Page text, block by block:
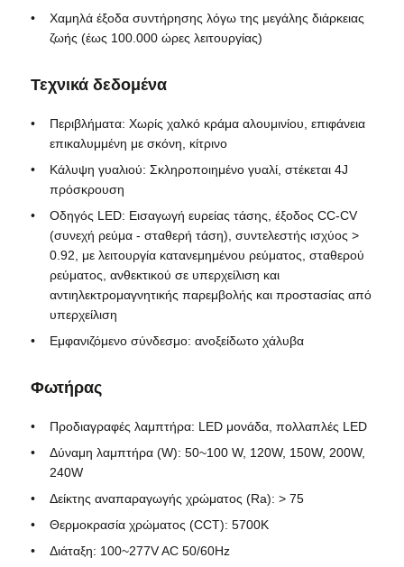
ανεμιστήρας με προστασία από έκρηξη
Πυροσβεστικό κουτί
αντιεκρηκτικός διακόπτης
Πυροσβεστικά αδένες καλωδίων
explosionproof βούλωμα και υποδοχή
Χαμηλά έξοδα συντήρησης λόγω της μεγάλης διάρκειας
ζωής (έως 100.000 ώρες λειτουργίας)
Τεχνικά δεδομένα
Περιβλήματα: Χωρίς χαλκό κράμα αλουμινίου, επιφάνεια
επικαλυμμένη με σκόνη, κίτρινο
Κάλυψη γυαλιού: Σκληροποιημένο γυαλί, στέκεται 4J
πρόσκρουση
Οδηγός LED: Εισαγωγή ευρείας τάσης, έξοδος CC-CV
(συνεχή ρεύμα - σταθερή τάση), συντελεστής ισχύος >
0.92, με λειτουργία κατανεμημένου ρεύματος, σταθερού
ρεύματος, ανθεκτικού σε υπερχείλιση και
αντιηλεκτρομαγνητικής παρεμβολής και προστασίας από
υπερχείλιση
Εμφανιζόμενο σύνδεσμο: ανοξείδωτο χάλυβα
Φωτήρας
Προδιαγραφές λαμπτήρα: LED μονάδα, πολλαπλές LED
Δύναμη λαμπτήρα (W): 50~100 W, 120W, 150W, 200W,
240W
Δείκτης αναπαραγωγής χρώματος (Ra): > 75
Θερμοκρασία χρώματος (CCT): 5700K
Διάταξη: 100~277V AC 50/60Hz